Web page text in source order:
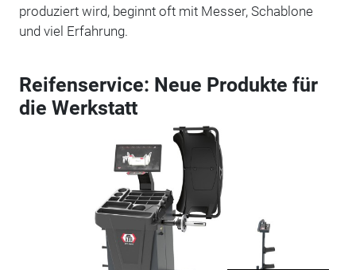
produziert wird, beginnt oft mit Messer, Schablone
und viel Erfahrung.
Reifenservice: Neue Produkte für
die Werkstatt